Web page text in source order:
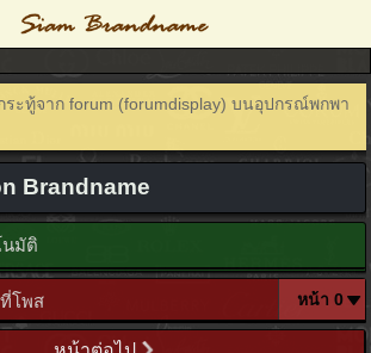
ระทู้จาก forum (forumdisplay) บนอุปกรณ์พกพา
Brandname
นมัติ
ที่โพส